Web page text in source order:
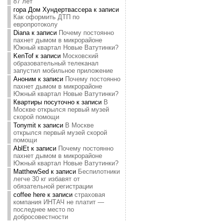
гора Дом Хундертвассерак записи
Как оформить ДТП по
европротоколу
Dianaк записи Почему постоянно
пахнет дымом в микрорайоне
Южный квартал Новые Ватутинки?
KenTofк записи Московский
образовательный телеканал
запустил мобильное приложение
Аноним к записи Почему постоянно
пахнет дымом в микрорайоне
Южный квартал Новые Ватутинки?
Квартиры посуточнок записи В
Москве открылся первый музей
скорой помощи
Tonymitк записи В Москве
открылся первый музей скорой
помощи
AblEtк записи Почему постоянно
пахнет дымом в микрорайоне
Южный квартал Новые Ватутинки?
MatthewSed к записи Беспилотники
легче 30 кг избавят от
обязательной регистрации
coffee hereк записи страховая
компания ИНТАЧ не платит —
последнее место по
добросовестности